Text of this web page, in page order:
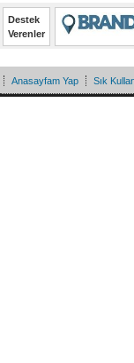
Destek
Verenler
Anasayfam Yap Sık